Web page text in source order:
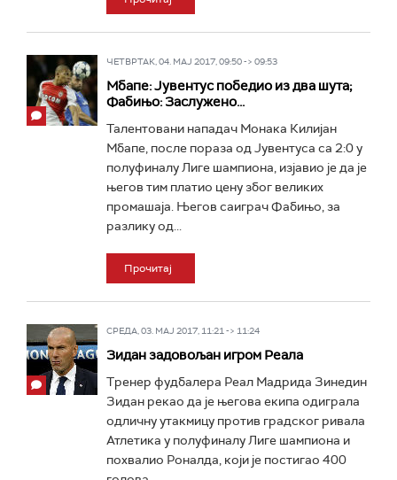
ЧЕТВРТАК, 04. МАЈ 2017, 09:50 -> 09:53
Мбапе: Јувентус победио из два шута;
Фабињо: Заслужено...
Талентовани нападач Монака Килијан
Мбапе, после пораза од Јувентуса са 2:0 у
полуфиналу Лиге шампиона, изјавио је да је
његов тим платио цену због великих
промашаја. Његов саиграч Фабињо, за
разлику од...
Прочитај
СРЕДА, 03. МАЈ 2017, 11:21 -> 11:24
Зидан задовољан игром Реала
Тренер фудбалера Реал Мадрида Зинедин
Зидан рекао да је његова екипа одиграла
одличну утакмицу против градског ривала
Атлетика у полуфиналу Лиге шампиона и
похвалио Роналда, који је постигао 400